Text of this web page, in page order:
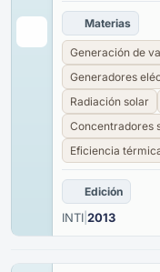
Materias
Generación de
Generadores
Radiación solar
Concentradores
Eficiencia
Edición
INTI 2013